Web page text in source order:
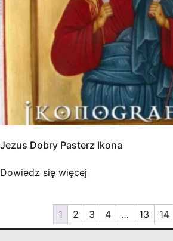
Jezus Dobry Pasterz Ikona
Dowiedz się więcej
1 2 3 4 … 13 14